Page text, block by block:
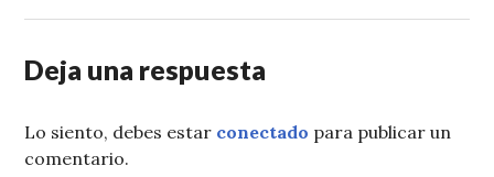
Deja una respuesta
Lo siento, debes estar conectado para publicar un
comentario.